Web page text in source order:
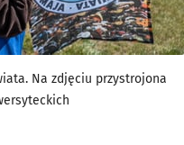
Na zdjęciu przystrojona